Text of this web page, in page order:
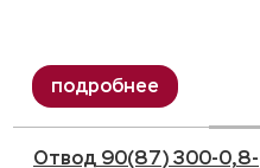
Отвод 90(87) 300-0,8-